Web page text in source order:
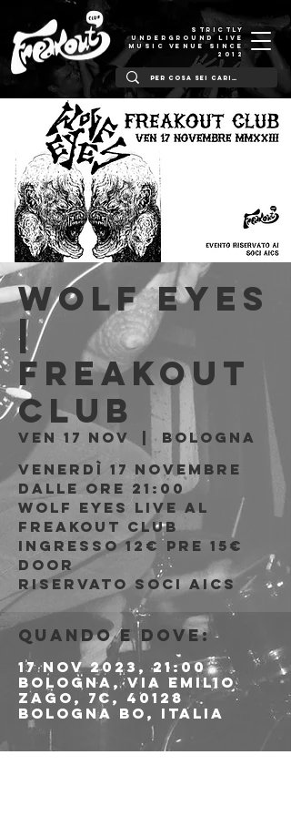
STRICTLY
UNDERGROUND LIVE
MUSIC VENUE SINCE
2012
Wolf Eyes
|
Freakout
Club
ven 17 nov
  |
Bologna
Venerdì 17 Novembre
Dalle ore 21:00
Wolf Eyes live al
Freakout Club
Ingresso 12€ PRE 15€
DOOR
riservato soci AICS
Quando e dove:
17 nov 2023, 21:00
Bologna, Via Emilio
Zago, 7c, 40128
Bologna BO, Italia